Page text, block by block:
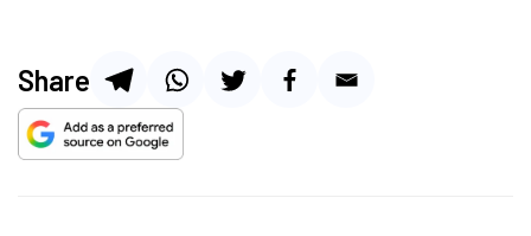
Share